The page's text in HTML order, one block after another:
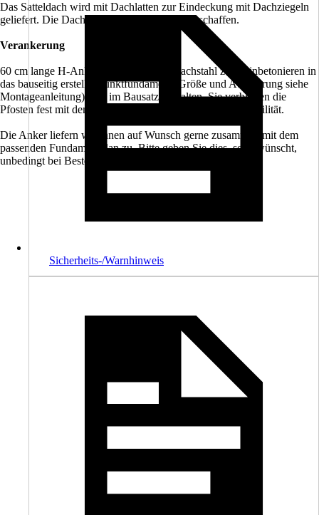
Das Satteldach wird mit Dachlatten zur Eindeckung mit Dachziegeln
geliefert. Die Dachziegel sind bauseits zu beschaffen.
Verankerung
60 cm lange H-Anker aus verzinktem Flachstahl zum Einbetonieren in
das bauseitig erstellte Punktfundament (Größe und Ausführung siehe
Montageanleitung) sind im Bausatz enthalten. Sie verbinden die
Pfosten fest mit dem Untergrund und sorgen für hohe Stabilität.
Die Anker liefern wir Ihnen auf Wunsch gerne zusammen mit dem
passenden Fundamentplan zu. Bitte geben Sie dies, so gewünscht,
unbedingt bei Bestellung mit an.
Sicherheits-/Warnhinweis